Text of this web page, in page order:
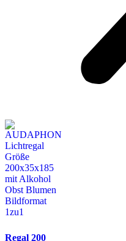
Regal 200